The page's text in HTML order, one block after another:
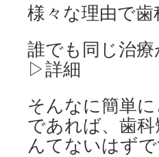
様々な理由で
誰でも同じ治
▷詳細
そんなに簡単
であれば、歯
んてないはず